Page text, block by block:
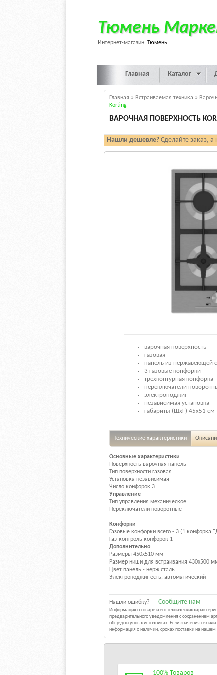
Тюмень
Интернет-магазин Тюмень
Главная Каталог
Главная » Встраиваемая техника »
Korting
ВАРОЧНАЯ ПОВЕРХНОСТЬ
Нашли дешевле? Сделайте заказ, а
варочная поверхность
газовая
панель из нержавеющей
3 газовые конфорки
трехконтурная конфорка
переключатели
электроподжиг
независимая установка
габариты (ШхГ) 45x51 см
Технические характеристики
Основные характеристики
Поверхность варочная панель
Тип поверхности газовая
Установка независимая
Число конфорок 3
Управление
Тип управления механическое
Переключатели поворотные
Конфорки
Газовые конфорки всего - 3 (1 конфорка
Газ-контроль конфорок 1
Дополнительно
Размеры 450x510 мм
Размер ниши для встраивания 430x500
Цвет панель - нерж.сталь
Электроподжиг есть, автоматический
Нашли ошибку? — Сообщите нам
Информация о товаре и его технических
предварительного уведомления с сохранением
общедоступных источниках. Если значения тех
информация о наличии, сроках поставки на
100% Товаров